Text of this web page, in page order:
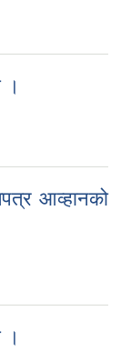
।
आव्हानको
।